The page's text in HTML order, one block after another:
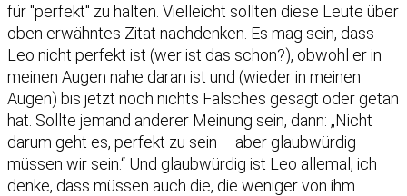
für "perfekt" zu halten. Vielleicht sollten diese Leute über
oben erwähntes Zitat nachdenken. Es mag sein, dass
Leo nicht perfekt ist (wer ist das schon?), obwohl er in
meinen Augen nahe daran ist und (wieder in meinen
Augen) bis jetzt noch nichts Falsches gesagt oder getan
hat. Sollte jemand anderer Meinung sein, dann: „Nicht
darum geht es, perfekt zu sein – aber glaubwürdig
müssen wir sein.“ Und glaubwürdig ist Leo allemal, ich
denke, dass müssen auch die, die weniger von ihm